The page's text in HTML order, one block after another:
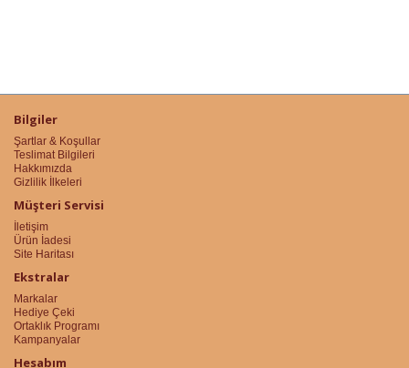
Bilgiler
Şartlar & Koşullar
Teslimat Bilgileri
Hakkımızda
Gizlilik İlkeleri
Müşteri Servisi
İletişim
Ürün İadesi
Site Haritası
Ekstralar
Markalar
Hediye Çeki
Ortaklık Programı
Kampanyalar
Hesabım